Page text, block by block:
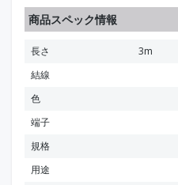
商品スペック情報
長さ
3m
結線
色
端子
規格
用途